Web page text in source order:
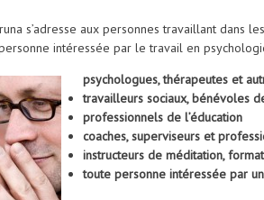
s’adresse aux personnes travaillant dans
intéressée par le travail en
psychologues, thérapeutes et
travailleurs sociaux, bénévoles
professionnels de l’éducation
coaches, superviseurs et
instructeurs de méditation, for
toute personne intéressée par